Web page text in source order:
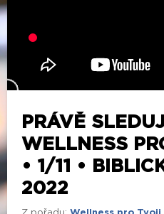
PRÁVĚ
WELLNESS
• 1/11 •
2022